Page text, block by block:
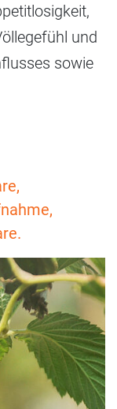
und
sowie